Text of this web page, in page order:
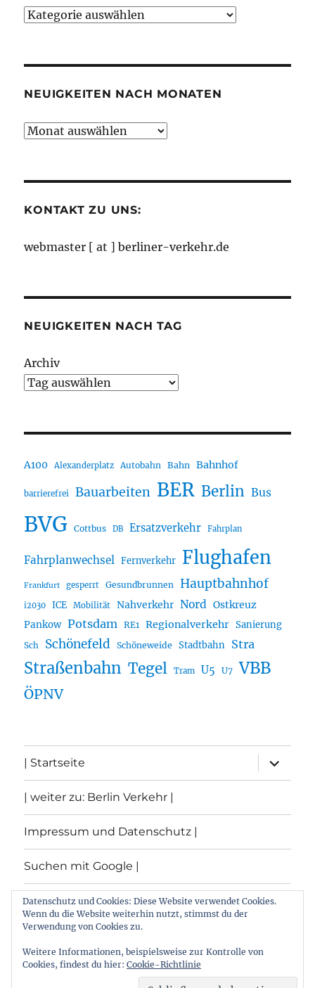
Neuigkeiten
NEUIGKEITEN NACH MONATEN
Neuigkeiten
KONTAKT ZU UNS:
webmaster [ at ] berliner-verkehr.de
NEUIGKEITEN NACH TAG
Archiv
A100 Alexanderplatz Autobahn Bahn Bahnhof
barrierefrei Bauarbeiten BER Berlin Bus
BVG Cottbus DB Ersatzverkehr Fahrplan
Fahrplanwechsel Fernverkehr Flughafen
Frankfurt gesperrt Gesundbrunnen Hauptbahnhof
i2030 ICE Mobilität Nahverkehr Nord Ostkreuz
Pankow Potsdam RE1 Regionalverkehr Sanierung
Sch Schönefeld Schöneweide Stadtbahn Stra
Straßenbahn Tegel Tram U5 U7 VBB
ÖPNV
| Startseite
öffnen
| weiter zu: Berlin Verkehr |
Impressum und Datenschutz |
Suchen mit Google |
Themen
Archiv von: Berlin:Verkehr Stolz präsentiert von
Datenschutz und Cookies: Diese Website verwendet Cookies.
Wenn du die Website weiterhin nutzt, stimmst du der
Verwendung von Cookies zu.
Weitere Informationen, beispielsweise zur Kontrolle von
Cookies, findest du hier: Cookie-Richtlinie